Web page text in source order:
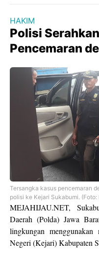
HAKIM
Polisi
Pencemaran
Tersangka kasus pencemaran
polisi ke Kejari Sukabumi. (Foto:
MEJAHIJAU.NET,
Daerah (Polda) Jawa
lingkungan
Negeri (Kejari) Kabupaten